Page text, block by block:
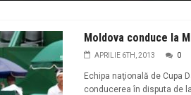
Moldova conduce la
APRILIE 6TH, 2013 0
Echipa naţională de Cupa
conducerea în disputa de